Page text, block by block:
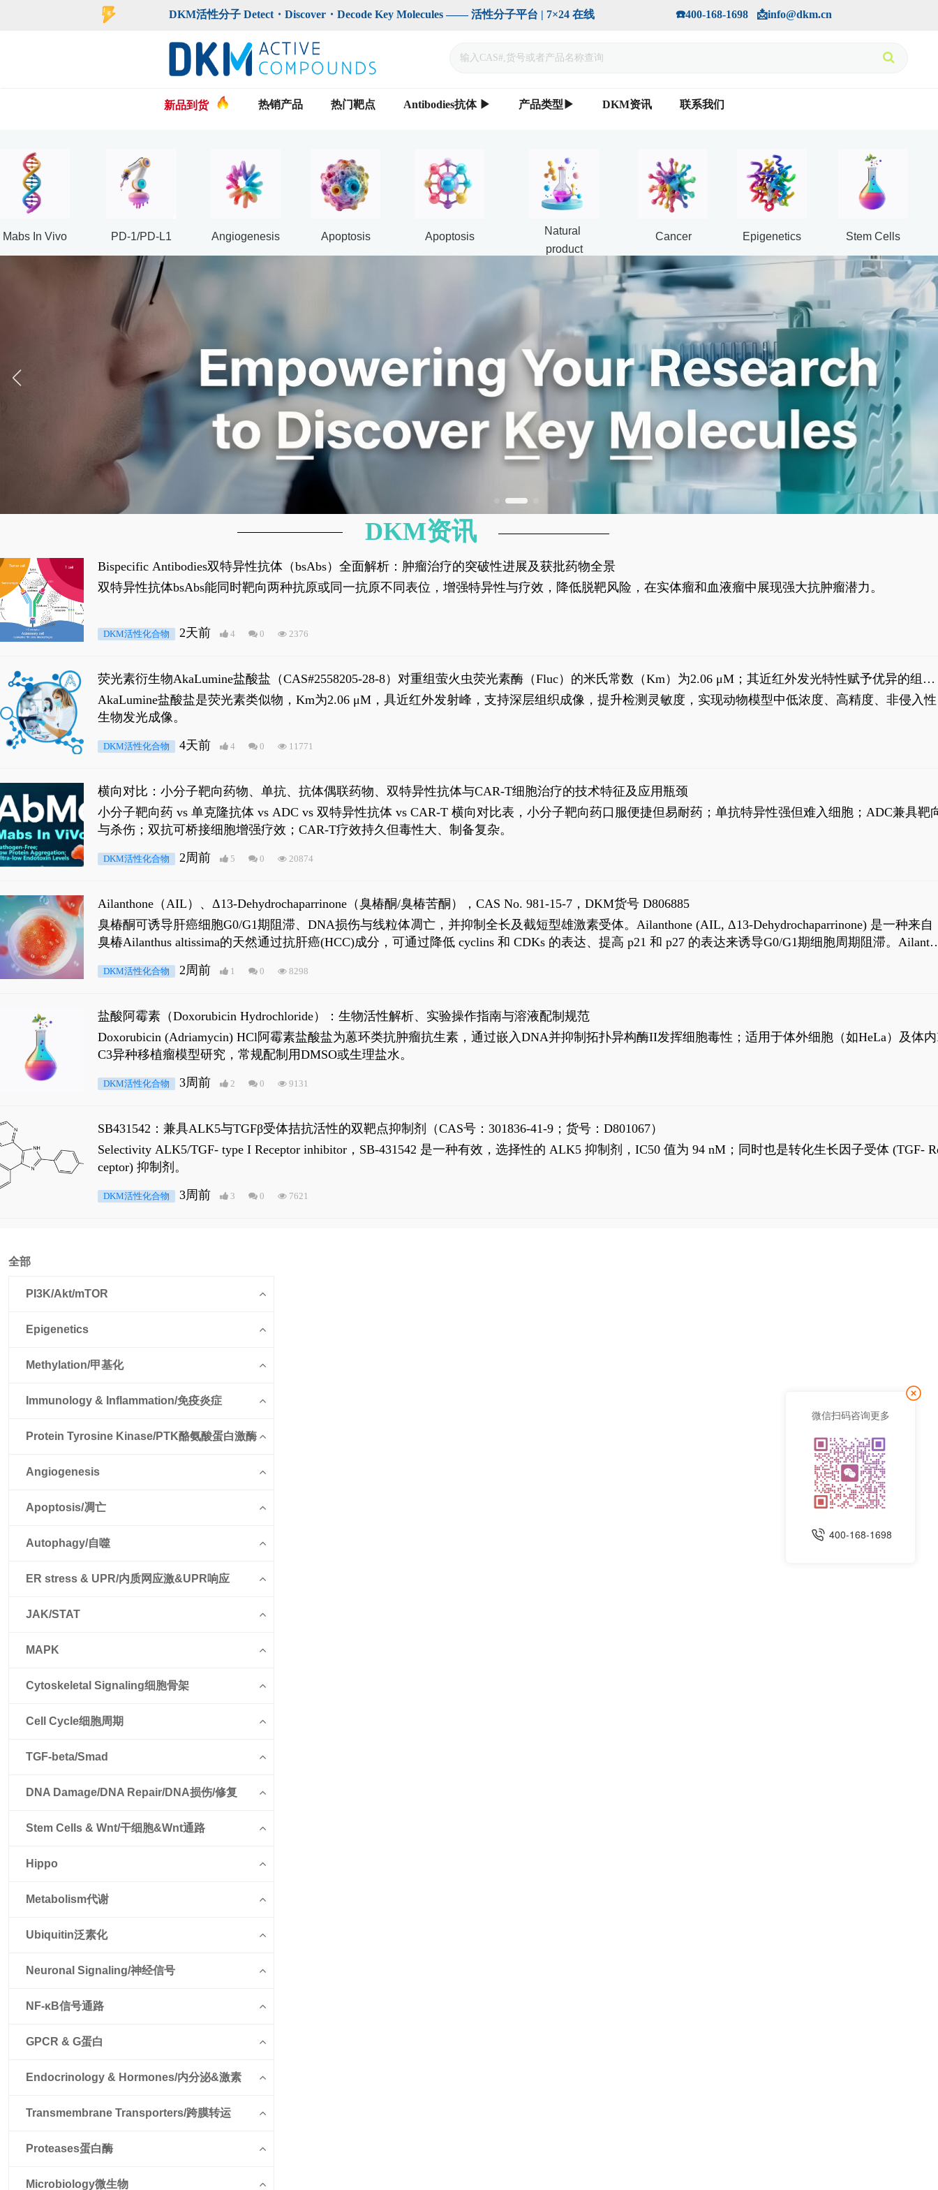
手机版
DKM活性分子 Detect・Discover・Decode Key Molecules —— 活性分子平台 | 7×24 在线                             ☎️400-168-1698   📩info@dkm.cn
新品到货 热销产品 热门靶点 Antibodies抗体 ▶ 产品类型▶ DKM资讯 联系我们
Mabs In Vivo PD-1/PD-L1 Angiogenesis Apoptosis Apoptosis
Natural
product
Cancer Epigenetics Stem Cells
Bispecific Antibodies双特异性抗体（bsAbs）全面解析：肿瘤治疗的突破性进展及获批药物全景
双特异性抗体bsAbs能同时靶向两种抗原或同一抗原不同表位，增强特异性与疗效，降低脱靶风险，在实体瘤和血液瘤中展现强大抗肿瘤潜力。
DKM活性化合物 2天前 4 0 2376
荧光素衍生物AkaLumine盐酸盐（CAS#2558205-28-8）对重组萤火虫荧光素酶（Fluc）的米氏常数（Km）为2.06 μM；其近红外发光特性赋予优异的组织
穿透能力，大幅增强成像信噪比，从而实现活体动物模型中极低给药剂量下的高灵敏度、非侵入式生物发光动态追踪。
AkaLumine盐酸盐是荧光素类似物，Km为2.06 μM，具近红外发射峰，支持深层组织成像，提升检测灵敏度，实现动物模型中低浓度、高精度、非侵入性
生物发光成像。
DKM活性化合物 4天前 4 0 11771
横向对比：小分子靶向药物、单抗、抗体偶联药物、双特异性抗体与CAR-T细胞治疗的技术特征及应用瓶颈
小分子靶向药 vs 单克隆抗体 vs ADC vs 双特异性抗体 vs CAR-T 横向对比表，小分子靶向药口服便捷但易耐药；单抗特异性强但难入细胞；ADC兼具靶
与杀伤；双抗可桥接细胞增强疗效；CAR-T疗效持久但毒性大、制备复杂。
DKM活性化合物 2周前 5 0 20874
Ailanthone（AIL）、Δ13-Dehydrochaparrinone（臭椿酮/臭椿苦酮），CAS No. 981-15-7，DKM货号 D806885
臭椿酮可诱导肝癌细胞G0/G1期阻滞、DNA损伤与线粒体凋亡，并抑制全长及截短型雄激素受体。Ailanthone (AIL, Δ13-Dehydrochaparrinone) 是一种来自
臭椿Ailanthus altissima的天然通过抗肝癌(HCC)成分，可通过降低 cyclins 和 CDKs 的表达、提高 p21 和 p27 的表达来诱导G0/G1期细胞周期阻滞。
是全长 Androgen Receptor (AR-FL)和组成型活性截断AR剪接变体(AR-Vs, AR1-651)的抑制剂，对应的IC50值分别为69 nM和309 nM。
DKM活性化合物 2周前 1 0 8298
盐酸阿霉素（Doxorubicin Hydrochloride）：生物活性解析、实验操作指南与溶液配制规范
Doxorubicin (Adriamycin) HCl阿霉素盐酸盐为蒽环类抗肿瘤抗生素，通过嵌入DNA并抑制拓扑异构酶II发挥细胞毒性；适用于体外细胞（如HeLa）及体内
C3异种移植瘤模型研究，常规配制用DMSO或生理盐水。
DKM活性化合物 3周前 2 0 9131
SB431542：兼具ALK5与TGFβ受体拮抗活性的双靶点抑制剂（CAS号：301836-41-9；货号：D801067）
Selectivity ALK5/TGF- type I Receptor inhibitor，SB-431542 是一种有效，选择性的 ALK5 抑制剂，IC50 值为 94 nM；同时也是转化生长因子受体 (TGF-
ceptor) 抑制剂。
DKM活性化合物 3周前 3 0 7621
DKM资讯
全部
PI3K/Akt/mTOR
Epigenetics
Methylation/甲基化
Immunology & Inflammation/免疫炎症
Protein Tyrosine Kinase/PTK酪氨酸蛋白激酶
Angiogenesis
Apoptosis/凋亡
Autophagy/自噬
ER stress & UPR/内质网应激&UPR响应
JAK/STAT
MAPK
Cytoskeletal Signaling细胞骨架
Cell Cycle细胞周期
TGF-beta/Smad
DNA Damage/DNA Repair/DNA损伤/修复
Stem Cells & Wnt/干细胞&Wnt通路
Hippo
Metabolism代谢
Ubiquitin泛素化
Neuronal Signaling/神经信号
NF-κB信号通路
GPCR & G蛋白
Endocrinology & Hormones/内分泌&激素
Transmembrane Transporters/跨膜转运
Proteases蛋白酶
Microbiology微生物
微信扫码咨询更多
400-168-1698